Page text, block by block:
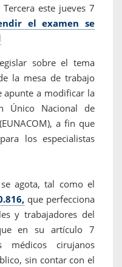
este jueves 7
el examen se
sobre el tema
la mesa de trabajo
apunte a modificar la
Único Nacional de
a fin que
los especialistas
agota, tal como el
que perfecciona
y trabajadores del
en su artículo 7
médicos cirujanos
sin contar con el